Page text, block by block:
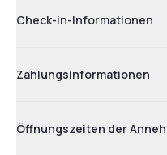
Check-in-Informationen
Zahlungsinformationen
Öffnungszeiten der